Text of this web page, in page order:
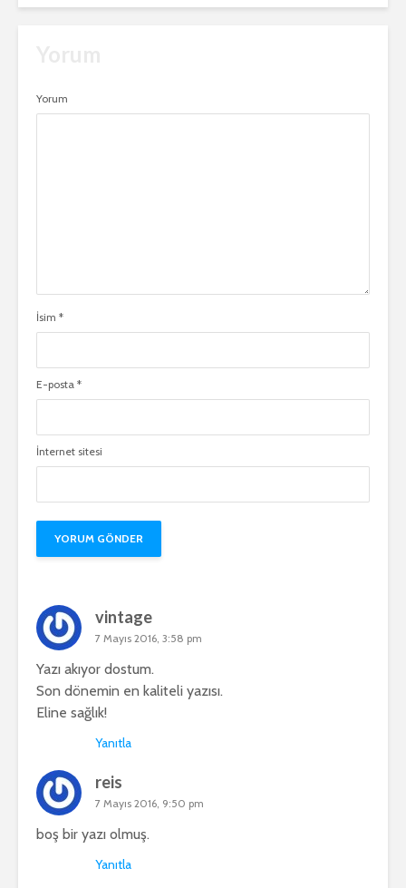
Yorum
İsim *
E-posta *
İnternet sitesi
vintage
7 Mayıs 2016, 3:58 pm
Yazı akıyor dostum.
Son dönemin en kaliteli yazısı.
Eline sağlık!
Yanıtla
reis
7 Mayıs 2016, 9:50 pm
boş bir yazı olmuş.
Yanıtla